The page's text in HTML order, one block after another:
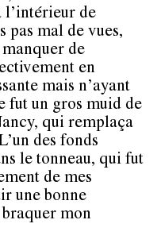
l’intérieur de
pas mal de vues,
de
en
mais n’ayant
fut un gros muid de
qui remplaça
des fonds
le tonneau, qui fut
de mes
une bonne
mon